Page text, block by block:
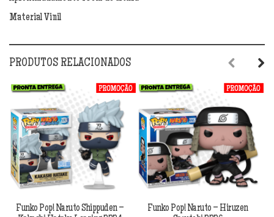
Material Vinil
PRODUTOS RELACIONADOS
Funko Pop! Naruto Shippuden –
Funko Pop! Naruto – Hiruzen
Previous
Next